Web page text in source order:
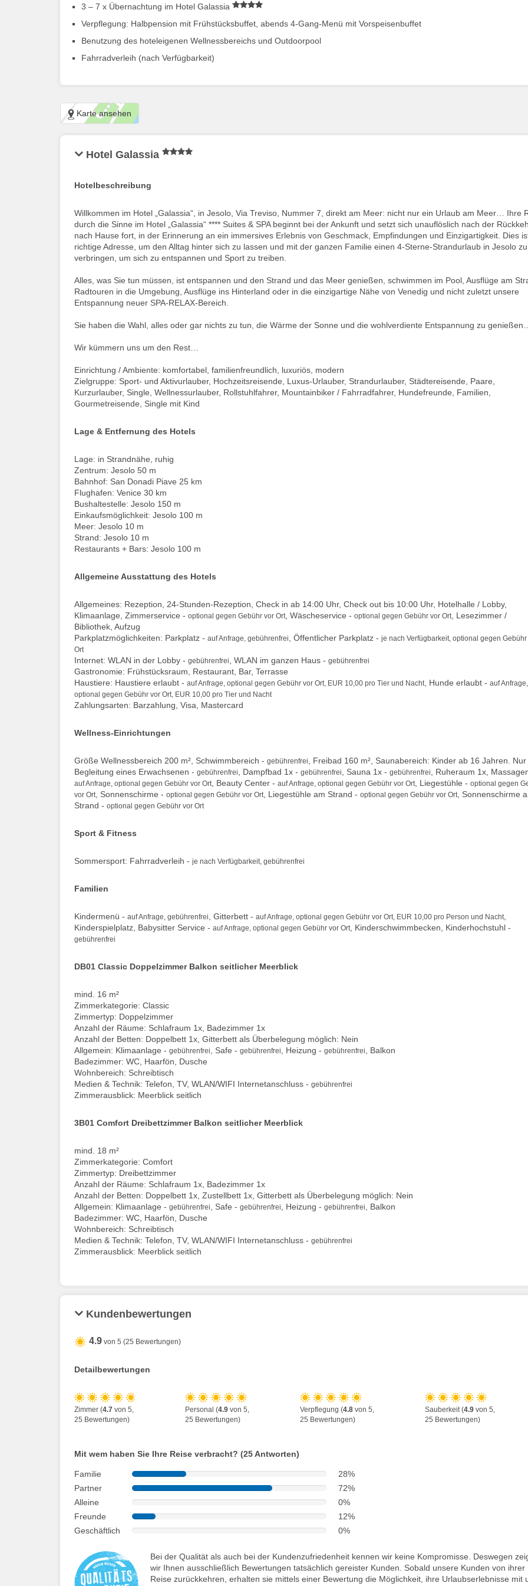
3 – 7 x Übernachtung im Hotel Galassia
Verpflegung: Halbpension mit Frühstücksbuffet, abends 4-Gang-Menü mit Vorspeisenbuffet
Benutzung des hoteleigenen Wellnessbereichs und Outdoorpool
Fahrradverleih (nach Verfügbarkeit)
Karte ansehen
Hotel Galassia
Hotelbeschreibung
Willkommen im Hotel „Galassia“, in Jesolo, Via Treviso, Nummer 7, direkt am Meer: nicht nur ein Urlaub am Meer… Ihre
durch die Sinne im Hotel „Galassia“ **** Suites & SPA beginnt bei der Ankunft und setzt sich unauflöslich nach der
nach Hause fort, in der Erinnerung an ein immersives Erlebnis von Geschmack, Empfindungen und Einzigartigkeit. Dies
richtige Adresse, um den Alltag hinter sich zu lassen und mit der ganzen Familie einen 4-Sterne-Strandurlaub in Jesolo zu
verbringen, um sich zu entspannen und Sport zu treiben.
Alles, was Sie tun müssen, ist entspannen und den Strand und das Meer genießen, schwimmen im Pool, Ausflüge am
Radtouren in die Umgebung, Ausflüge ins Hinterland oder in die einzigartige Nähe von Venedig und nicht zuletzt unsere
Entspannung neuer SPA-RELAX-Bereich.
Sie haben die Wahl, alles oder gar nichts zu tun, die Wärme der Sonne und die wohlverdiente Entspannung zu
Wir kümmern uns um den Rest…
Einrichtung / Ambiente: komfortabel, familienfreundlich, luxuriös, modern
Zielgruppe: Sport- und Aktivurlauber, Hochzeitsreisende, Luxus-Urlauber, Strandurlauber, Städtereisende, Paare,
Kurzurlauber, Single, Wellnessurlauber, Rollstuhlfahrer, Mountainbiker / Fahrradfahrer, Hundefreunde, Familien,
Gourmetreisende, Single mit Kind
Lage & Entfernung des Hotels
Lage: in Strandnähe, ruhig
Zentrum: Jesolo 50 m
Bahnhof: San Donadi Piave 25 km
Flughafen: Venice 30 km
Bushaltestelle: Jesolo 150 m
Einkaufsmöglichkeit: Jesolo 100 m
Meer: Jesolo 10 m
Strand: Jesolo 10 m
Restaurants + Bars: Jesolo 100 m
Allgemeine Ausstattung des Hotels
Allgemeines: Rezeption, 24-Stunden-Rezeption, Check in ab 14:00 Uhr, Check out bis 10:00 Uhr, Hotelhalle / Lobby,
Klimaanlage, Zimmerservice - optional gegen Gebühr vor Ort , Wäscheservice - optional gegen Gebühr vor Ort , Lesezimmer /
Bibliothek, Aufzug
Parkplatzmöglichkeiten: Parkplatz - auf Anfrage, gebührenfrei , Öffentlicher Parkplatz - je nach Verfügbarkeit, optional gegen Gebühr
Ort
Internet: WLAN in der Lobby - gebührenfrei , WLAN im ganzen Haus - gebührenfrei
Gastronomie: Frühstücksraum, Restaurant, Bar, Terrasse
Haustiere: Haustiere erlaubt - auf Anfrage, optional gegen Gebühr vor Ort, EUR 10,00 pro Tier und Nacht , Hunde erlaubt - auf Anfrage,
optional gegen Gebühr vor Ort, EUR 10,00 pro Tier und Nacht
Zahlungsarten: Barzahlung, Visa, Mastercard
Wellness-Einrichtungen
Größe Wellnessbereich 200 m², Schwimmbereich - gebührenfrei
, Freibad 160 m², Saunabereich: Kinder ab 16 Jahren. Nur
Begleitung eines Erwachsenen - gebührenfrei , Dampfbad 1x - gebührenfrei , Sauna 1x - gebührenfrei , Ruheraum 1x,
auf Anfrage, optional gegen Gebühr vor Ort , Beauty Center - auf Anfrage, optional gegen Gebühr vor Ort , Liegestühle - optional gegen
vor Ort , Sonnenschirme - optional gegen Gebühr vor Ort , Liegestühle am Strand - optional gegen Gebühr vor Ort , Sonnenschirme
Strand - optional gegen Gebühr vor Ort
Sport & Fitness
Sommersport: Fahrradverleih - je nach Verfügbarkeit, gebührenfrei
Familien
Kindermenü - auf Anfrage, gebührenfrei , Gitterbett - auf Anfrage, optional gegen Gebühr vor Ort, EUR 10,00 pro Person und Nacht
Kinderspielplatz, Babysitter Service - auf Anfrage, optional gegen Gebühr vor Ort , Kinderschwimmbecken, Kinderhochstuhl -
gebührenfrei
DB01 Classic Doppelzimmer Balkon seitlicher Meerblick
mind. 16 m²
Zimmerkategorie: Classic
Zimmertyp: Doppelzimmer
Anzahl der Räume: Schlafraum 1x, Badezimmer 1x
Anzahl der Betten: Doppelbett 1x, Gitterbett als Überbelegung möglich: Nein
Allgemein: Klimaanlage - gebührenfrei , Safe - gebührenfrei , Heizung - gebührenfrei
, Balkon
Badezimmer: WC, Haarfön, Dusche
Wohnbereich: Schreibtisch
Medien & Technik: Telefon, TV, WLAN/WIFI Internetanschluss - gebührenfrei
Zimmerausblick: Meerblick seitlich
3B01 Comfort Dreibettzimmer Balkon seitlicher Meerblick
mind. 18 m²
Zimmerkategorie: Comfort
Zimmertyp: Dreibettzimmer
Anzahl der Räume: Schlafraum 1x, Badezimmer 1x
Anzahl der Betten: Doppelbett 1x, Zustellbett 1x, Gitterbett als Überbelegung möglich: Nein
Allgemein: Klimaanlage - gebührenfrei , Safe - gebührenfrei , Heizung - gebührenfrei
, Balkon
Badezimmer: WC, Haarfön, Dusche
Wohnbereich: Schreibtisch
Medien & Technik: Telefon, TV, WLAN/WIFI Internetanschluss - gebührenfrei
Zimmerausblick: Meerblick seitlich
Kundenbewertungen
4.9 von 5 (25 Bewertungen)
Detailbewertungen
Zimmer (4.7 von 5,
25 Bewertungen)
Personal (4.9von 5,
25 Bewertungen)
Verpflegung (4.8 von 5,
25 Bewertungen)
Sauberkeit (4.9von 5,
25 Bewertungen)
Mit wem haben Sie Ihre Reise verbracht? (25 Antworten)
Familie
28%
Partner
72%
Alleine
0%
Freunde
12%
Geschäftlich
0%
Bei der Qualität als auch bei der Kundenzufriedenheit kennen wir keine Kompromisse. Deswegen
wir Ihnen ausschließlich Bewertungen tatsächlich gereister Kunden. Sobald unsere Kunden von ihrer
Reise zurückkehren, erhalten sie mittels einer Bewertung die Möglichkeit, ihre Urlaubserlebnisse mit